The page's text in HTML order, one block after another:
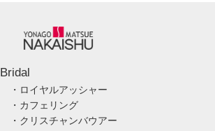
Bridal
・ロイヤルアッシャー
・カフェリング
・クリスチャンバウアー